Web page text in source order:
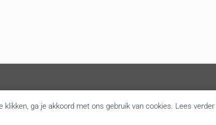
ga je akkoord met ons gebruik van cookies. Lees verder
Volg ons nieuws via